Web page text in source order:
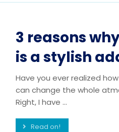
3 reasons
is a stylish
Have you ever realized
can change the whole
Right, I have ...
Read on!